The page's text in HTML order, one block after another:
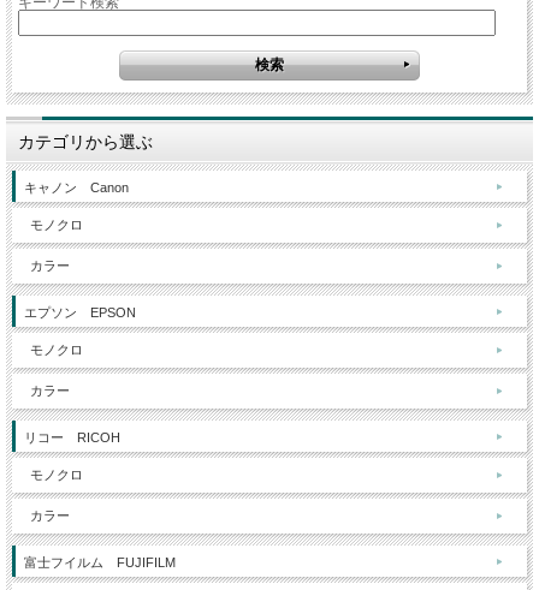
カテゴリから選ぶ
キャノン Canon
モノクロ
カラー
エプソン EPSON
モノクロ
カラー
リコー RICOH
モノクロ
カラー
富士フイルム FUJIFILM